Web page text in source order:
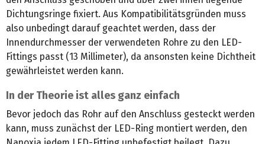
Dichtungsringe fixiert. Aus Kompatibilitätsgründen muss
also unbedingt darauf geachtet werden, dass der
Innendurchmesser der verwendeten Rohre zu den LED-
Fittings passt (13 Millimeter), da ansonsten keine Dichtheit
gewährleistet werden kann.
In der Theorie ist alles ganz einfach
Bevor jedoch das Rohr auf den Anschluss gesteckt werden
kann, muss zunächst der LED-Ring montiert werden, den